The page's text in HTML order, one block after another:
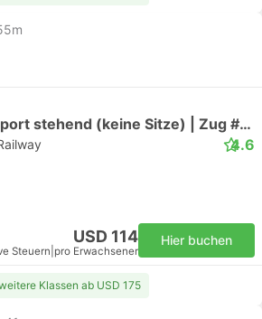
Transport stehend (keine Sitze) | Zug #G2781
4.6
USD 114
Steuern pro Erwachsener
Hier buchen
Klassen ab USD 175